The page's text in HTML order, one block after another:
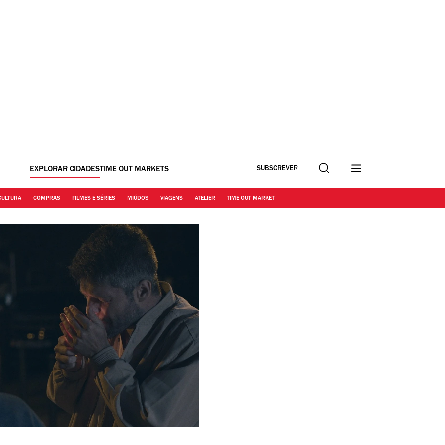
EXPLORAR CIDADESTIME OUT MARKETS SUBSCREVER Procurar
COMPRAS FILMES E SÉRIES MIÚDOS VIAGENS ATELIER TIME OUT MARKET